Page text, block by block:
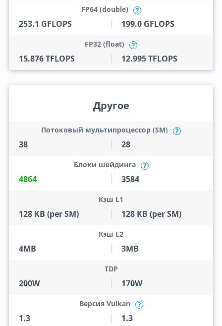
253.1 GFLOPS
FP64 (double) ?
199.0 GFLOPS
15.876 TFLOPS
FP32 (float) ?
12.995 TFLOPS
Другое
38
Потоковый мультипроцессор (SM) ?
28
4864
Блоки шейдинга ?
3584
128 KB (per SM)
Кэш L1
128 KB (per SM)
4MB
Кэш L2
3MB
200W
TDP
170W
1.3
Версия Vulkan ?
1.3